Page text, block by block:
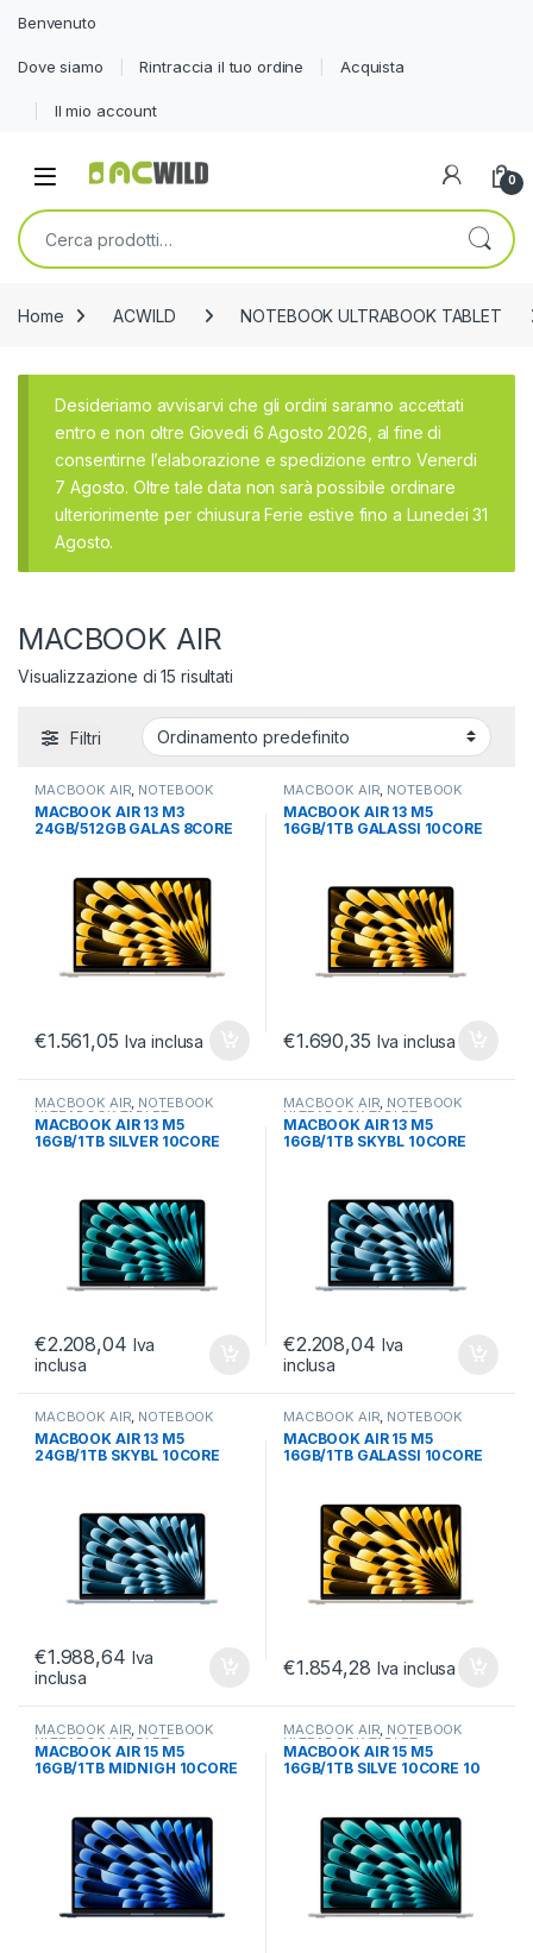
Benvenuto
Dove siamo Rintraccia il tuo ordine Acquista
Il mio account
0
Cerca:
Home ACWILD NOTEBOOK ULTRABOOK TABLET
Desideriamo avvisarvi che gli ordini saranno accettati
entro e non oltre Giovedi 6 Agosto 2026, al fine di
consentirne l’elaborazione e spedizione entro Venerdi
7 Agosto. Oltre tale data non sarà possibile ordinare
ulteriorimente per chiusura Ferie estive fino a Lunedei 31
Agosto.
MACBOOK AIR
Visualizzazione di 15 risultati
Filtri
MACBOOK AIR NOTEBOOK
ULTRABOOK TABLET
ULTRABOOK E CONVERTIBILI
MACBOOK AIR 13 M3
24GB/512GB GALAS 8CORE
€1.561,05 Iva inclusa
MACBOOK AIR NOTEBOOK
ULTRABOOK TABLET
ULTRABOOK E CONVERTIBILI
MACBOOK AIR 13 M5
16GB/1TB GALASSI 10CORE
€1.690,35 Iva inclusa
MACBOOK AIR, NOTEBOOK
ULTRABOOK TABLET,
ULTRABOOK E CONVERTIBILI
MACBOOK AIR 13 M5
16GB/1TB SILVER 10CORE
€2.208,04 Iva
inclusa
MACBOOK AIR, NOTEBOOK
ULTRABOOK TABLET,
ULTRABOOK E CONVERTIBILI
MACBOOK AIR 13 M5
16GB/1TB SKYBL 10CORE
€2.208,04 Iva
inclusa
MACBOOK AIR NOTEBOOK
ULTRABOOK TABLET
ULTRABOOK E CONVERTIBILI
MACBOOK AIR 13 M5
24GB/1TB SKYBL 10CORE
€1.988,64 Iva
inclusa
MACBOOK AIR NOTEBOOK
ULTRABOOK TABLET
ULTRABOOK E CONVERTIBILI
MACBOOK AIR 15 M5
16GB/1TB GALASSI 10CORE
€1.854,28 Iva inclusa
MACBOOK AIR, NOTEBOOK
ULTRABOOK TABLET,
ULTRABOOK E CONVERTIBILI
MACBOOK AIR 15 M5
16GB/1TB MIDNIGH 10CORE
MACBOOK AIR, NOTEBOOK
ULTRABOOK TABLET,
ULTRABOOK E CONVERTIBILI
MACBOOK AIR 15 M5
16GB/1TB SILVE 10CORE 10